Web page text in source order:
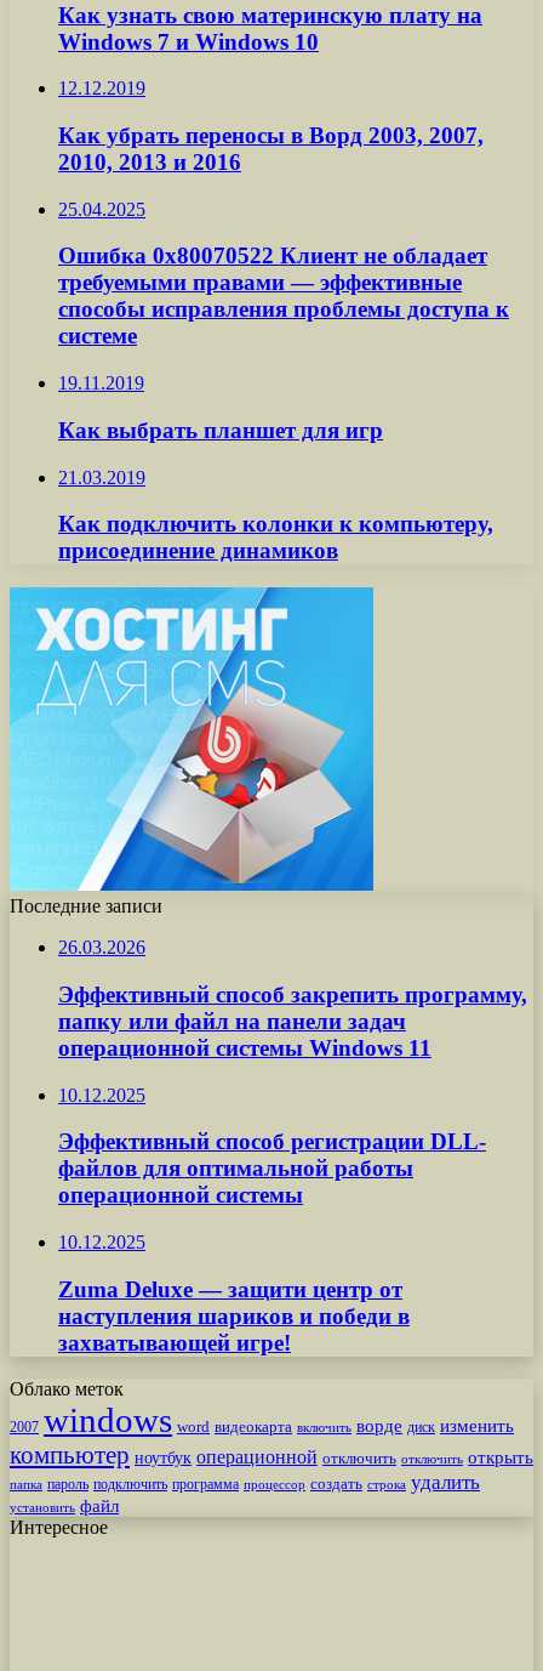
Как узнать свою материнскую плату на
Windows 7 и Windows 10
12.12.2019
Как убрать переносы в Ворд 2003, 2007,
2010, 2013 и 2016
25.04.2025
Ошибка 0x80070522 Клиент не обладает
требуемыми правами — эффективные
способы исправления проблемы доступа к
системе
19.11.2019
Как выбрать планшет для игр
21.03.2019
Как подключить колонки к компьютеру,
присоединение динамиков
Последние записи
26.03.2026
Эффективный способ закрепить программу,
папку или файл на панели задач
операционной системы Windows 11
10.12.2025
Эффективный способ регистрации DLL-
файлов для оптимальной работы
операционной системы
10.12.2025
Zuma Deluxe — защити центр от
наступления шариков и победи в
захватывающей игре!
Облако меток
2007 windows word видеокарта включить ворде диск изменить
компьютер ноутбук операционной отключить отключить открыть
папка пароль подключить программа процессор создать строка удалить
установить файл
Интересное